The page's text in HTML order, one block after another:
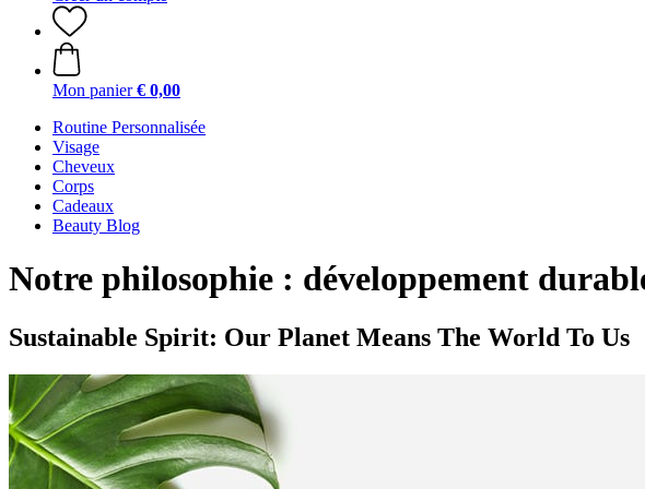
Mon panier € 0,00
Routine Personnalisée
Visage
Cheveux
Corps
Cadeaux
Beauty Blog
Notre philosophie : développement
Sustainable Spirit: Our Planet Means The World To Us